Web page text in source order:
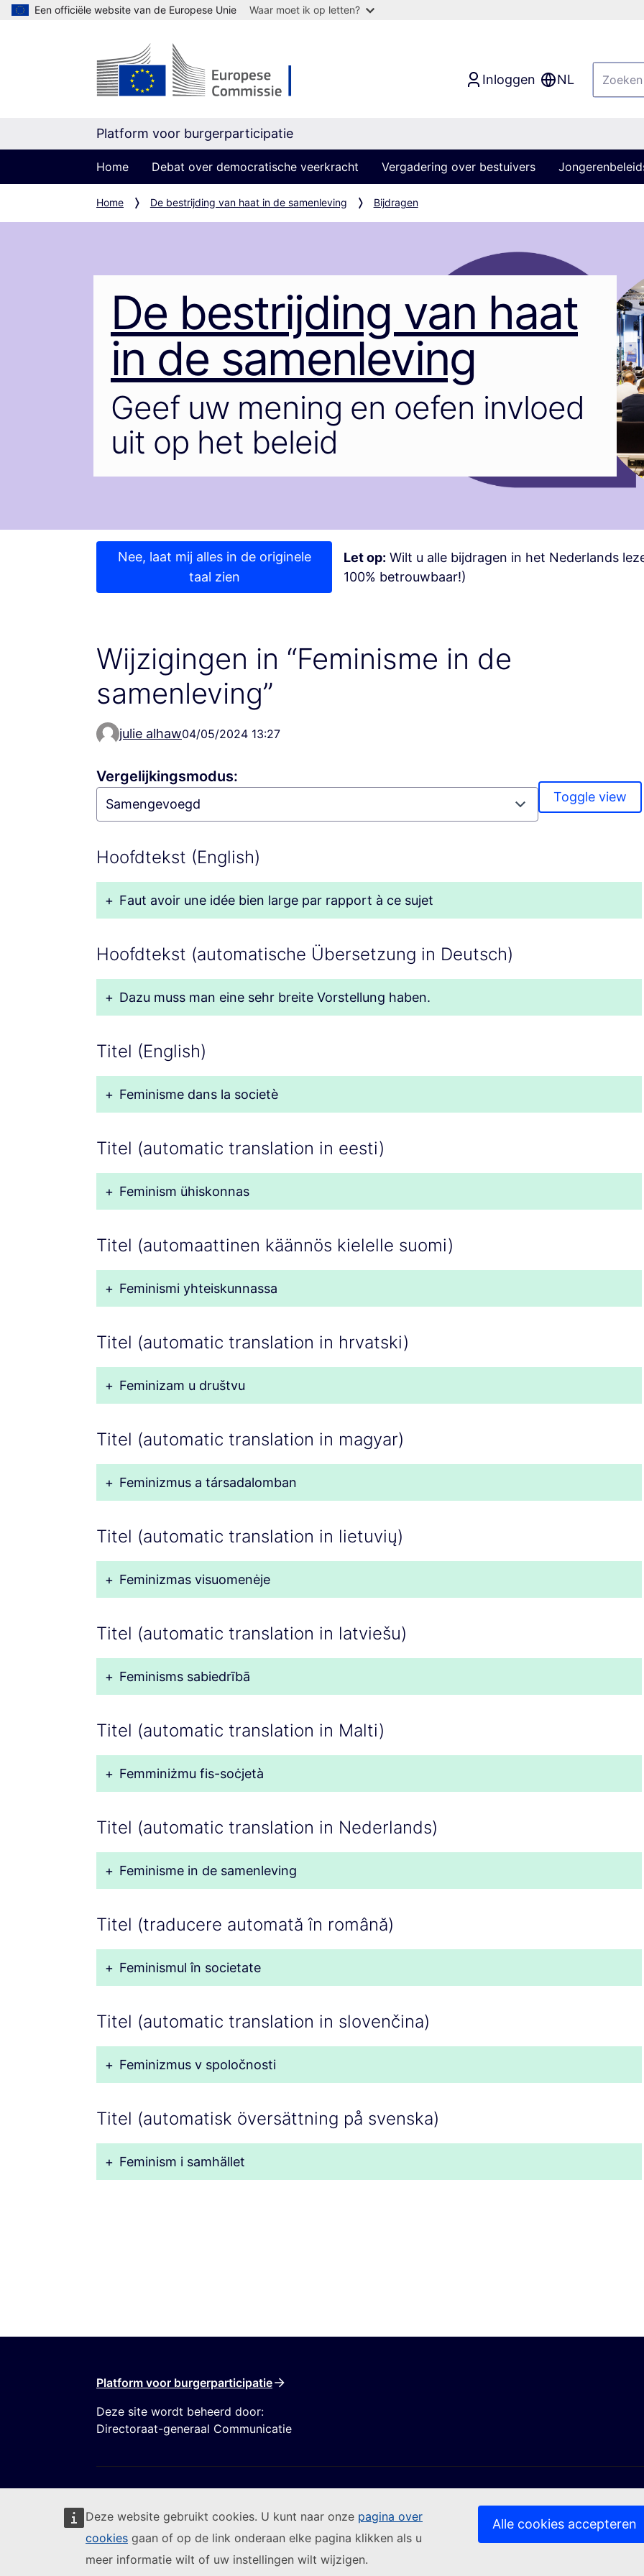
Een officiële website van de Europese Unie Waar moet ik op letten?
Deze website gebruikt cookies. U kunt naar onze pagina over
cookies gaan of op de link onderaan elke pagina klikken als u
meer informatie wilt of uw instellingen wilt wijzigen.
Alle cookies accepteren
Inloggen NL
Platform voor burgerparticipatie
Home Debat over democratische veerkracht Vergadering over bestuivers
Home De bestrijding van haat in de samenleving Bijdragen
De bestrijding van haat
in de samenleving
Geef uw mening en oefen invloed
uit op het beleid
Nee, laat mij alles in de originele
taal zien
Let op: Wilt u alle bijdragen in het Nederlands
100% betrouwbaar!)
Wijzigingen in “Feminisme in de
samenleving”
julie alhaw04/05/2024 13:27
Vergelijkingsmodus:
Toggle view
Hoofdtekst (English)
+ Faut avoir une idée bien large par rapport à ce sujet
Hoofdtekst (automatische Übersetzung in Deutsch)
+ Dazu muss man eine sehr breite Vorstellung haben.
Titel (English)
+ Feminisme dans la societè
Titel (automatic translation in eesti)
+ Feminism ühiskonnas
Titel (automaattinen käännös kielelle suomi)
+ Feminismi yhteiskunnassa
Titel (automatic translation in hrvatski)
+ Feminizam u društvu
Titel (automatic translation in magyar)
+ Feminizmus a társadalomban
Titel (automatic translation in lietuvių)
+ Feminizmas visuomenėje
Titel (automatic translation in latviešu)
+ Feminisms sabiedrībā
Titel (automatic translation in Malti)
+ Femminiżmu fis-soċjetà
Titel (automatic translation in Nederlands)
+ Feminisme in de samenleving
Titel (traducere automată în română)
+ Feminismul în societate
Titel (automatic translation in slovenčina)
+ Feminizmus v spoločnosti
Titel (automatisk översättning på svenska)
+ Feminism i samhället
Platform voor burgerparticipatie
Deze site wordt beheerd door:
Directoraat-generaal Communicatie
Volg de Europese Commissie Contact